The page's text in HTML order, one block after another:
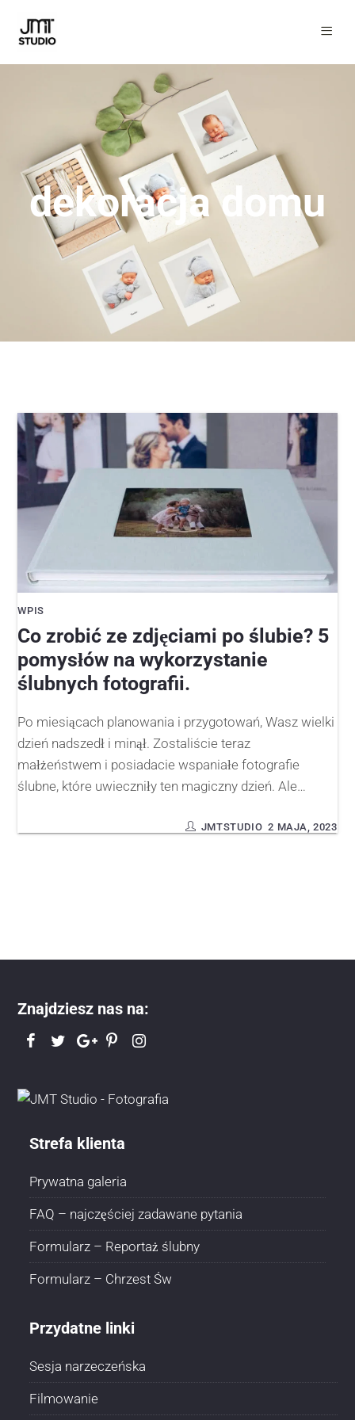
dekoracja domu
WPIS
Co zrobić ze zdjęciami po ślubie? 5
pomysłów na wykorzystanie
ślubnych fotografii.
Po miesiącach planowania i przygotowań, Wasz wielki
dzień nadszedł i minął. Zostaliście teraz
małżeństwem i posiadacie wspaniałe fotografie
ślubne, które uwieczniły ten magiczny dzień. Ale…
2 MAJA, 2023
JMTSTUDIO
Znajdziesz nas na:
Strefa klienta
Prywatna galeria
FAQ – najczęściej zadawane pytania
Formularz – Reportaż ślubny
Formularz – Chrzest Św
Przydatne linki
Sesja narzeczeńska
Filmowanie